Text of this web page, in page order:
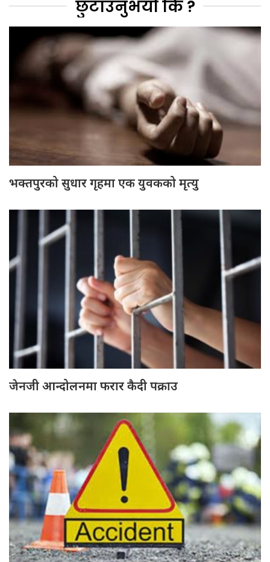
छुटाउनुभयो कि ?
भक्तपुरको सुधार गृहमा एक युवकको मृत्यु
जेनजी आन्दोलनमा फरार कैदी पक्राउ